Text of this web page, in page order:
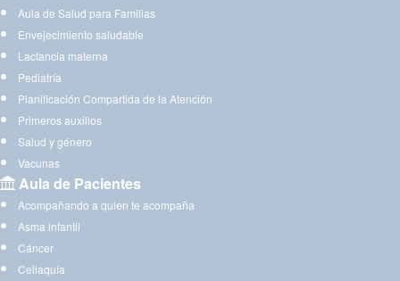
Aula de Salud para Familias
Envejecimiento saludable
Lactancia materna
Pediatría
Planificación Compartida de la Atención
Primeros auxilios
Salud y género
Vacunas
Aula de Pacientes
Acompañando a quien te acompaña
Asma infantil
Cáncer
Celiaquía